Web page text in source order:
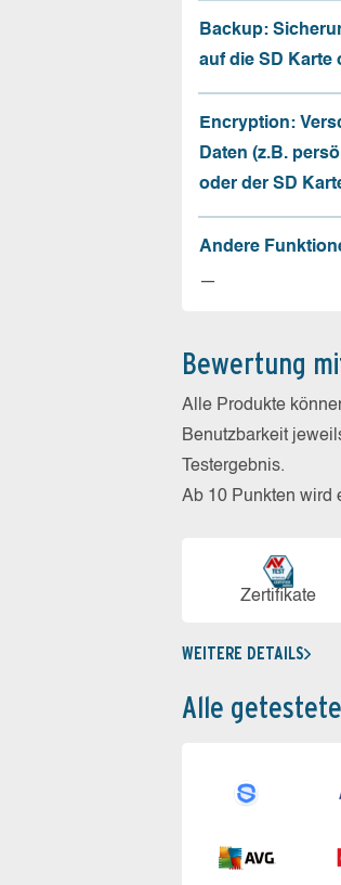
Backup:
auf die SD Karte
Encryption:
Daten (z.B.
oder der SD
Andere
—
Bewertung
Alle Produkte
Benutzbarkeit
Testergebnis.
Ab 10 Punkten wird
Zerti­fikate
WEITERE DETAILS
Alle